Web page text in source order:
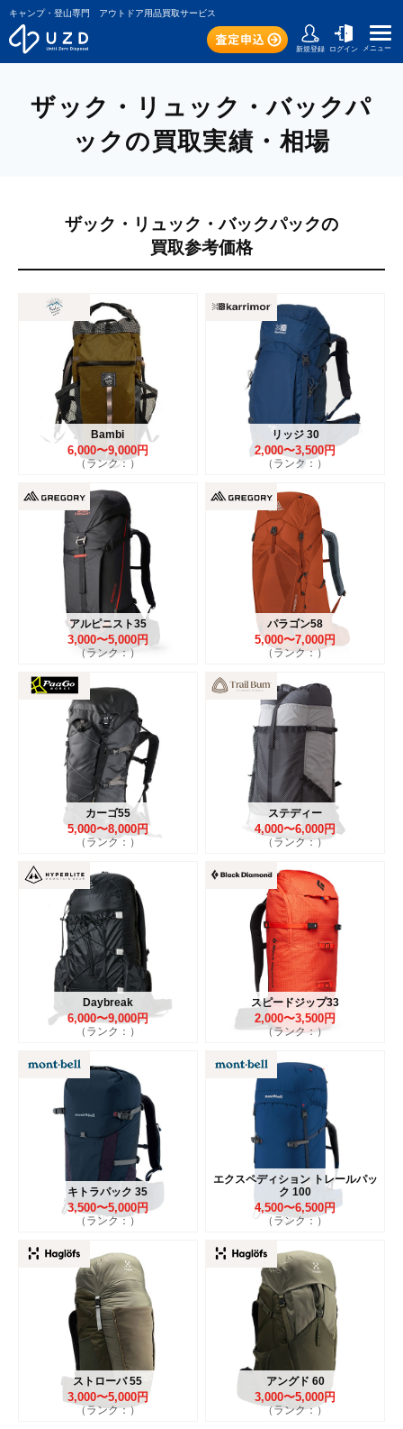
キャンプ・登山専門 アウトドア用品買取サービス
新規登録 ログイン メニュー
ザック・リュック・バックパ
ックの買取実績・相場
ザック・リュック・バックパックの
買取参考価格
Bambi
6,000〜9,000円
（ランク：）
リッジ 30
2,000〜3,500円
（ランク：）
アルピニスト35
3,000〜5,000円
（ランク：）
パラゴン58
5,000〜7,000円
（ランク：）
カーゴ55
5,000〜8,000円
（ランク：）
ステディー
4,000〜6,000円
（ランク：）
Daybreak
6,000〜9,000円
（ランク：）
スピードジップ33
2,000〜3,500円
（ランク：）
キトラパック 35
3,500〜5,000円
（ランク：）
エクスペディション トレールパッ
ク 100
4,500〜6,500円
（ランク：）
ストローバ 55
3,000〜5,000円
（ランク：）
アングド 60
3,000〜5,000円
（ランク：）